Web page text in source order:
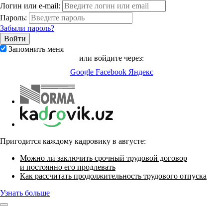
Логин или e-mail:
Пароль:
Забыли пароль?
Запомнить меня
или войдите через:
Google Facebook Яндекс
Пригодится каждому кадровику в августе:
Можно ли заключить срочный трудовой договор
и постоянно его продлевать
Как рассчитать продолжительность трудового отпуска
Узнать больше